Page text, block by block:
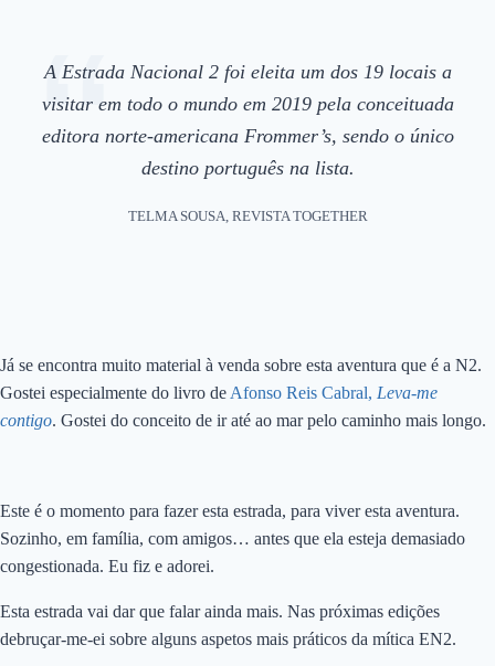
A Estrada Nacional 2 foi eleita um dos 19 locais a
visitar em todo o mundo em 2019 pela conceituada
editora norte-americana Frommer’s, sendo o único
destino português na lista.
TELMA SOUSA, REVISTA TOGETHER
Já se encontra muito material à venda sobre esta aventura que é a N2.
Gostei especialmente do livro de Afonso Reis Cabral, Leva-me
contigo. Gostei do conceito de ir até ao mar pelo caminho mais longo.
Este é o momento para fazer esta estrada, para viver esta aventura.
Sozinho, em família, com amigos… antes que ela esteja demasiado
congestionada. Eu fiz e adorei.
Esta estrada vai dar que falar ainda mais. Nas próximas edições
debruçar-me-ei sobre alguns aspetos mais práticos da mítica EN2.